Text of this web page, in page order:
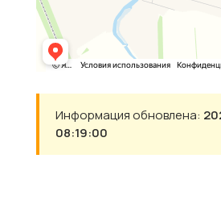
Информация обновлена:
08:19:00